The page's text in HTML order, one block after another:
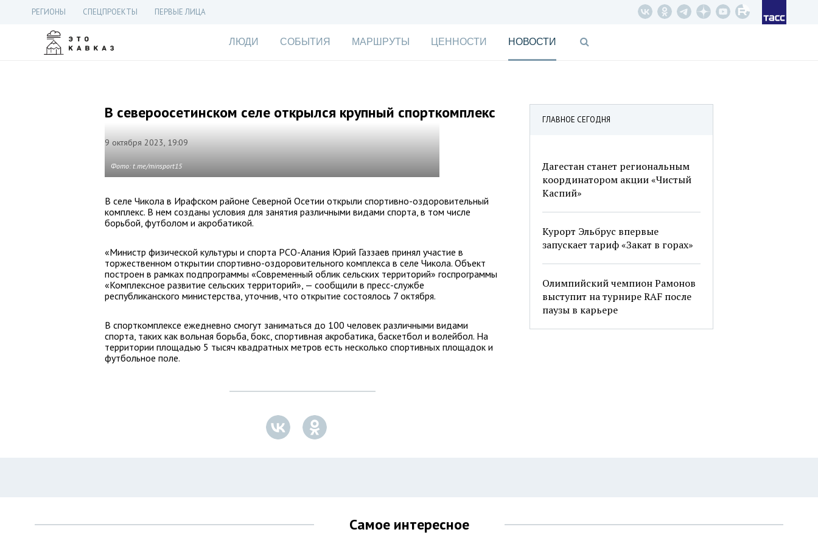
РЕГИОНЫ СПЕЦПРОЕКТЫ ПЕРВЫЕ ЛИЦА
ЛЮДИ СОБЫТИЯ МАРШРУТЫ ЦЕННОСТИ НОВОСТИ
ГЛАВНОЕ СЕГОДНЯ
Дагестан станет региональным
координатором акции «Чистый
Каспий»
Курорт Эльбрус впервые
запускает тариф «Закат в горах»
Олимпийский чемпион Рамонов
выступит на турнире RAF после
паузы в карьере
В североосетинском селе открылся крупный спорткомплекс
9 октября 2023, 19:09
Фото: t.me/minsport15
В селе Чикола в Ирафском районе Северной Осетии открыли спортивно-оздоровительный
комплекс. В нем созданы условия для занятия различными видами спорта, в том числе
борьбой, футболом и акробатикой.
«Министр физической культуры и спорта РСО-Алания Юрий Газзаев принял участие в
торжественном открытии спортивно-оздоровительного комплекса в селе Чикола. Объект
построен в рамках подпрограммы «Современный облик сельских территорий» госпрограммы
«Комплексное развитие сельских территорий», — сообщили в пресс-службе
республиканского министерства, уточнив, что открытие состоялось 7 октября.
В спорткомплексе ежедневно смогут заниматься до 100 человек различными видами
спорта, таких как вольная борьба, бокс, спортивная акробатика, баскетбол и волейбол. На
территории площадью 5 тысяч квадратных метров есть несколько спортивных площадок и
футбольное поле.
Самое интересное